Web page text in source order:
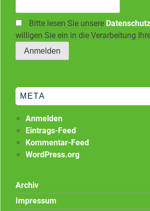
Bitte lesen Sie unsere
willigen Sie ein in die Verarbeitung
META
Anmelden
Eintrags-Feed
Kommentar-Feed
WordPress.org
Archiv
Impressum